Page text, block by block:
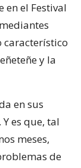
en el Festival
característico
y la
en sus
es que, tal
meses,
de